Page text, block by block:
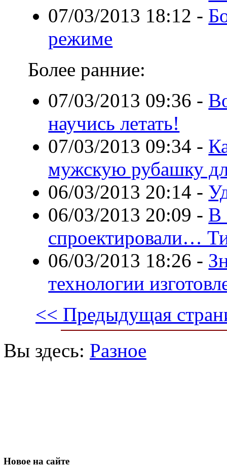
07/03/2013 18:12 -
режиме
Более ранние:
07/03/2013 09:36 -
научись летать!
07/03/2013 09:34 -
мужскую рубашку
06/03/2013 20:14 -
06/03/2013 20:09 - В
спроектировали…
06/03/2013 18:26 -
технологии
<< Предыдущая
Вы здесь: Разное
Новое на сайте